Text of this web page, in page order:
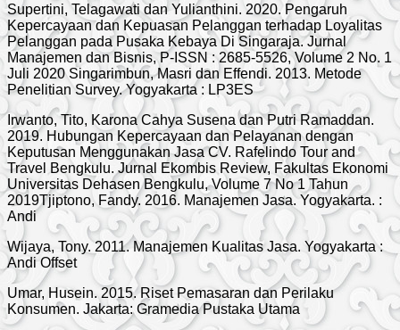
Supertini, Telagawati dan Yulianthini. 2020. Pengaruh
Kepercayaan dan Kepuasan Pelanggan terhadap Loyalitas
Pelanggan pada Pusaka Kebaya Di Singaraja. Jurnal
Manajemen dan Bisnis, P-ISSN : 2685-5526, Volume 2 No. 1
Juli 2020 Singarimbun, Masri dan Effendi. 2013. Metode
Penelitian Survey. Yogyakarta : LP3ES
Irwanto, Tito, Karona Cahya Susena dan Putri Ramaddan.
2019. Hubungan Kepercayaan dan Pelayanan dengan
Keputusan Menggunakan Jasa CV. Rafelindo Tour and
Travel Bengkulu. Jurnal Ekombis Review, Fakultas Ekonomi
Universitas Dehasen Bengkulu, Volume 7 No 1 Tahun
2019Tjiptono, Fandy. 2016. Manajemen Jasa. Yogyakarta. :
Andi
Wijaya, Tony. 2011. Manajemen Kualitas Jasa. Yogyakarta :
Andi Offset
Umar, Husein. 2015. Riset Pemasaran dan Perilaku
Konsumen. Jakarta: Gramedia Pustaka Utama